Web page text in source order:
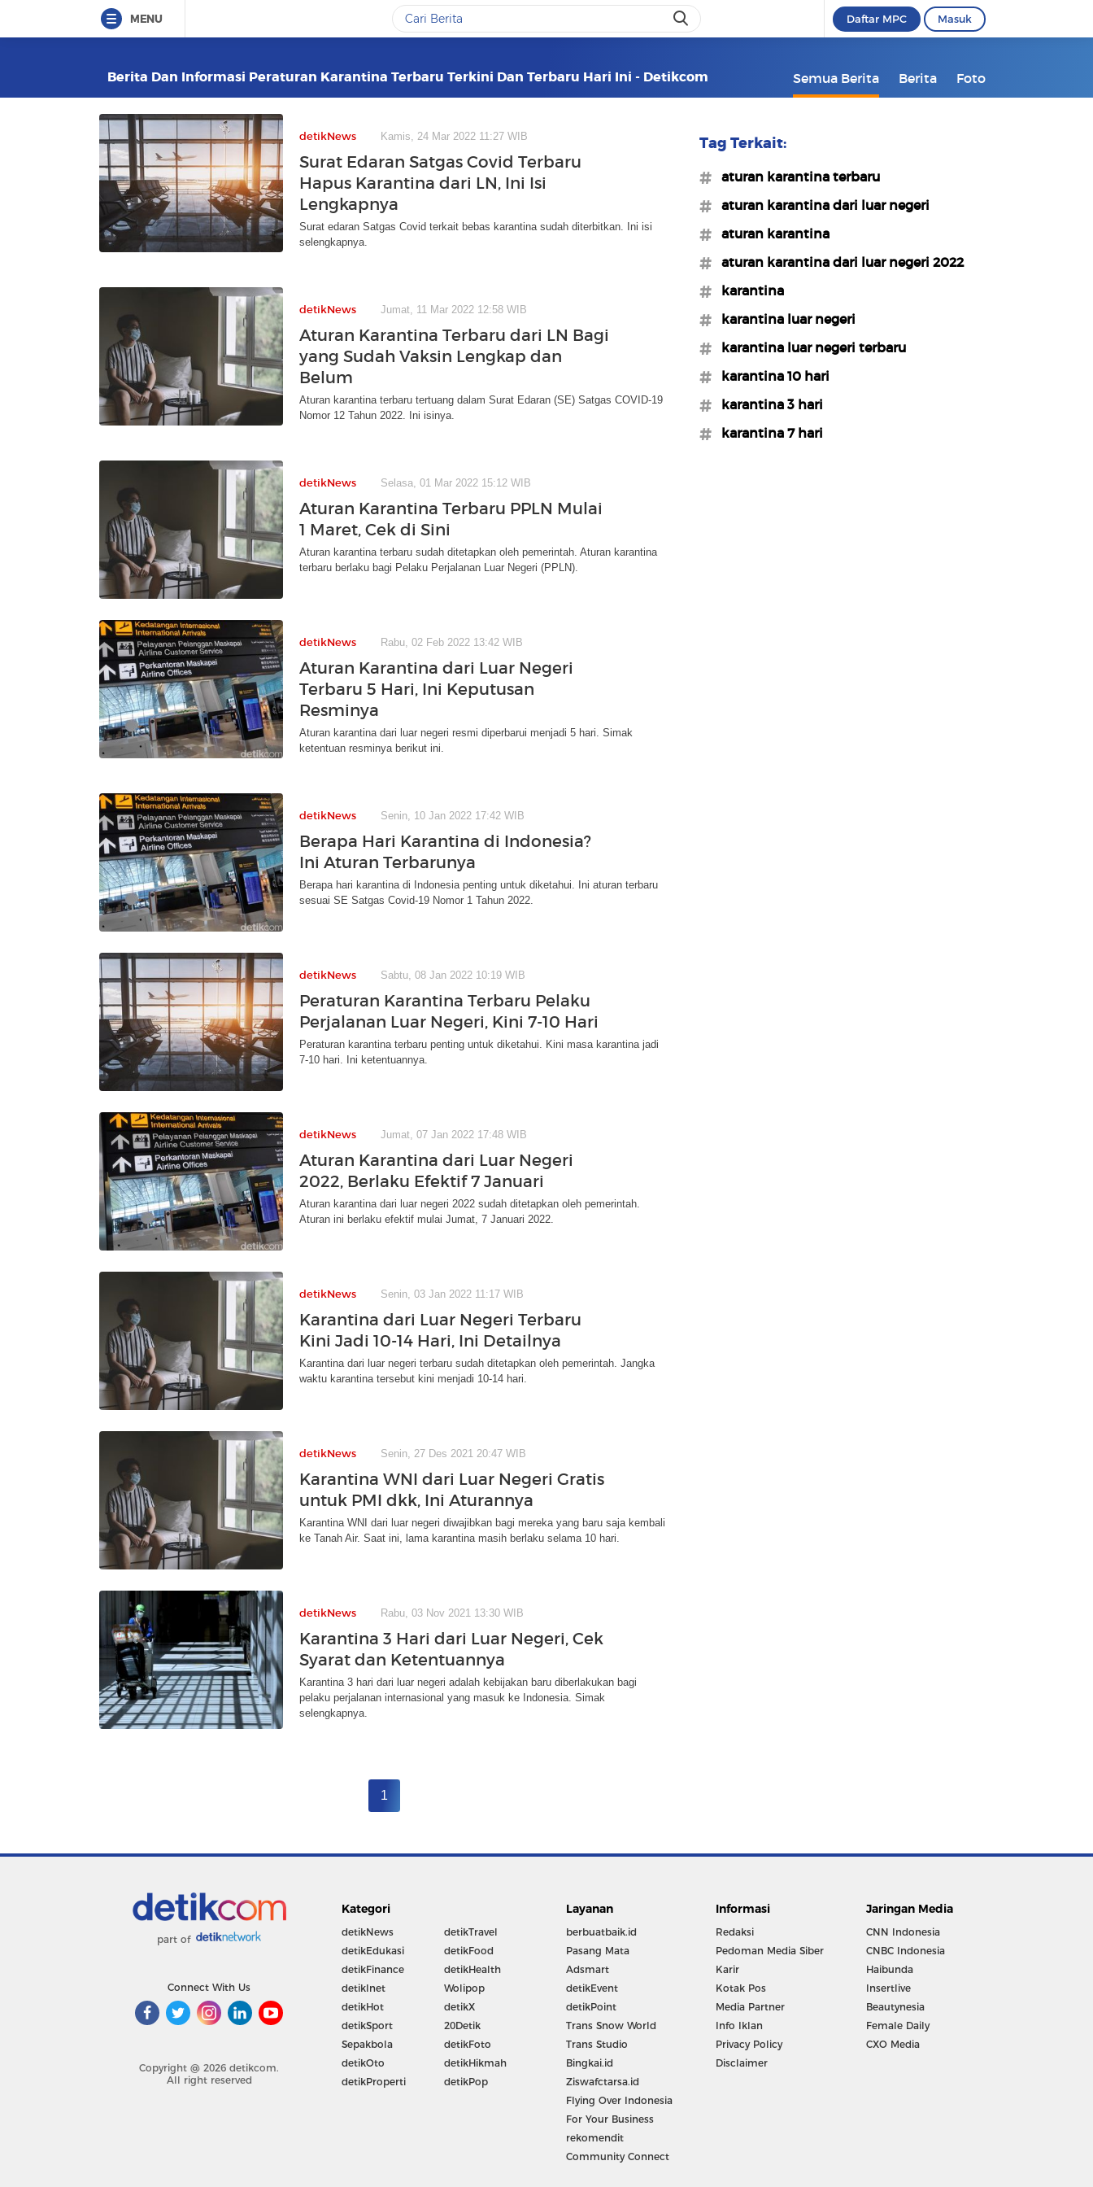
MENU Daftar MPC Masuk
Berita Dan Informasi Peraturan Karantina Terbaru Terkini Dan Terbaru Hari Ini - Detikcom Semua Berita Berita Foto
detikNews Kamis, 24 Mar 2022 11:27 WIB
Surat Edaran Satgas Covid Terbaru
Hapus Karantina dari LN, Ini Isi
Lengkapnya
Surat edaran Satgas Covid terkait bebas karantina sudah diterbitkan. Ini isi
selengkapnya.
detikNews Jumat, 11 Mar 2022 12:58 WIB
Aturan Karantina Terbaru dari LN Bagi
yang Sudah Vaksin Lengkap dan
Belum
Aturan karantina terbaru tertuang dalam Surat Edaran (SE) Satgas COVID-19
Nomor 12 Tahun 2022. Ini isinya.
detikNews Selasa, 01 Mar 2022 15:12 WIB
Aturan Karantina Terbaru PPLN Mulai
1 Maret, Cek di Sini
Aturan karantina terbaru sudah ditetapkan oleh pemerintah. Aturan karantina
terbaru berlaku bagi Pelaku Perjalanan Luar Negeri (PPLN).
detikNews Rabu, 02 Feb 2022 13:42 WIB
Aturan Karantina dari Luar Negeri
Terbaru 5 Hari, Ini Keputusan
Resminya
Aturan karantina dari luar negeri resmi diperbarui menjadi 5 hari. Simak
ketentuan resminya berikut ini.
detikNews Senin, 10 Jan 2022 17:42 WIB
Berapa Hari Karantina di Indonesia?
Ini Aturan Terbarunya
Berapa hari karantina di Indonesia penting untuk diketahui. Ini aturan terbaru
sesuai SE Satgas Covid-19 Nomor 1 Tahun 2022.
detikNews Sabtu, 08 Jan 2022 10:19 WIB
Peraturan Karantina Terbaru Pelaku
Perjalanan Luar Negeri, Kini 7-10 Hari
Peraturan karantina terbaru penting untuk diketahui. Kini masa karantina jadi
7-10 hari. Ini ketentuannya.
detikNews Jumat, 07 Jan 2022 17:48 WIB
Aturan Karantina dari Luar Negeri
2022, Berlaku Efektif 7 Januari
Aturan karantina dari luar negeri 2022 sudah ditetapkan oleh pemerintah.
Aturan ini berlaku efektif mulai Jumat, 7 Januari 2022.
detikNews Senin, 03 Jan 2022 11:17 WIB
Karantina dari Luar Negeri Terbaru
Kini Jadi 10-14 Hari, Ini Detailnya
Karantina dari luar negeri terbaru sudah ditetapkan oleh pemerintah. Jangka
waktu karantina tersebut kini menjadi 10-14 hari.
detikNews Senin, 27 Des 2021 20:47 WIB
Karantina WNI dari Luar Negeri Gratis
untuk PMI dkk, Ini Aturannya
Karantina WNI dari luar negeri diwajibkan bagi mereka yang baru saja kembali
ke Tanah Air. Saat ini, lama karantina masih berlaku selama 10 hari.
detikNews Rabu, 03 Nov 2021 13:30 WIB
Karantina 3 Hari dari Luar Negeri, Cek
Syarat dan Ketentuannya
Karantina 3 hari dari luar negeri adalah kebijakan baru diberlakukan bagi
pelaku perjalanan internasional yang masuk ke Indonesia. Simak
selengkapnya.
1
Tag Terkait:
#aturan karantina terbaru
#aturan karantina dari luar negeri
#aturan karantina
#aturan karantina dari luar negeri 2022
#karantina
#karantina luar negeri
#karantina luar negeri terbaru
#karantina 10 hari
#karantina 3 hari
#karantina 7 hari
part of
Connect With Us
Copyright @ 2026 detikcom.
All right reserved
Kategori
detikNews
detikEdukasi
detikFinance
detikInet
detikHot
detikSport
Sepakbola
detikOto
detikProperti
detikTravel
detikFood
detikHealth
Wolipop
detikX
20Detik
detikFoto
detikHikmah
detikPop
Layanan
berbuatbaik.id
Pasang Mata
Adsmart
detikEvent
detikPoint
Trans Snow World
Trans Studio
Bingkai.id
Ziswafctarsa.id
Flying Over Indonesia
For Your Business
rekomendit
Community Connect
Informasi
Redaksi
Pedoman Media Siber
Karir
Kotak Pos
Media Partner
Info Iklan
Privacy Policy
Disclaimer
Jaringan Media
CNN Indonesia
CNBC Indonesia
Haibunda
Insertlive
Beautynesia
Female Daily
CXO Media